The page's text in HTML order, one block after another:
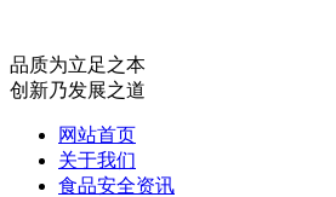
品质为立足之本
创新乃发展之道
网站首页
关于我们
食品安全资讯